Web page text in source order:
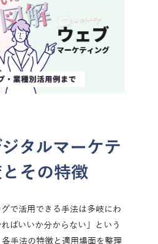
タルマーケテ
その特徴
で活用できる手法は多岐にわ
ばいいか分からない」という
手法の特徴と適用場面を整理